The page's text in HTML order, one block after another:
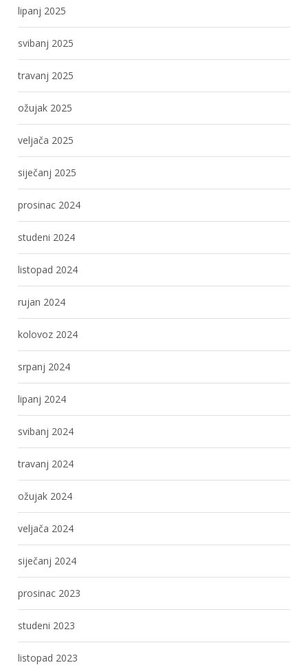
lipanj 2025
svibanj 2025
travanj 2025
ožujak 2025
veljača 2025
siječanj 2025
prosinac 2024
studeni 2024
listopad 2024
rujan 2024
kolovoz 2024
srpanj 2024
lipanj 2024
svibanj 2024
travanj 2024
ožujak 2024
veljača 2024
siječanj 2024
prosinac 2023
studeni 2023
listopad 2023